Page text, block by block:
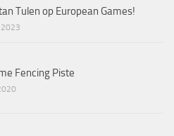
Tulen op European Games!
2023
Fencing Piste